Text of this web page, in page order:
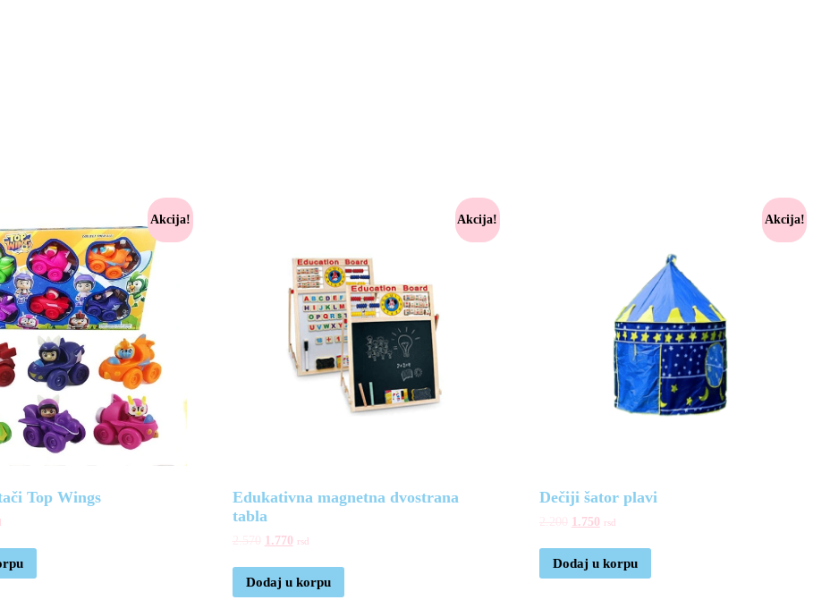
Akcija!
Top Wings
Akcija!
Edukativna magnetna dvostrana
tabla
1.770 rsd
Dodaj u korpu
Akcija!
Dečiji šator plavi
1.750 rsd
Dodaj u korpu